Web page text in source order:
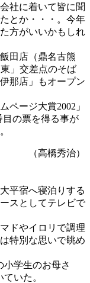
社に着いて皆に聞
とか・・・。今年
方がいいかもしれ
田店（鼎名古熊
」交差点のそば
那店」もオープン
ージ大賞2002」
目の票を得る事が
（高橋秀治）
平宿へ寝泊りする
スとしてテレビで
ドやイロリで調理
特別な思いで眺め
学生のお母さ
いた。